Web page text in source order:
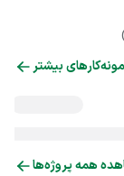
بیشتر
همه پروژه‌ها